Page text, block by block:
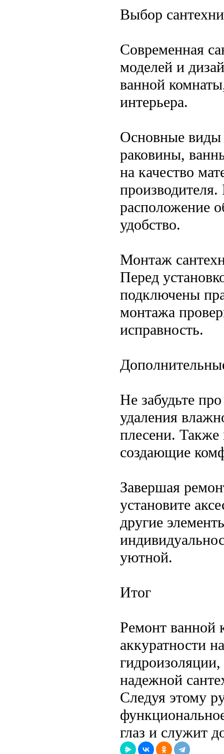
Выбор
Современная
моделей и
ванной
интерьера.
Основные виды
раковины,
на качество
расположение
удобство.
Монтаж
Перед
подключены
монтажа
исправность.
Не забудьте
удаления
плесени. Также
создающие
Завершая
установите
другие
уютной.
Итог
Ремонт ванной
аккуратности
надежной
Следуя этому
глаз и служит